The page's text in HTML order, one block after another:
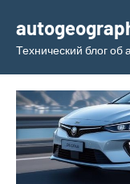
содержимому
Технический блог об